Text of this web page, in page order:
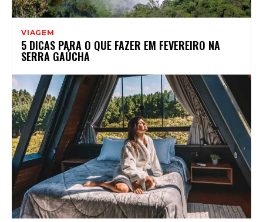
VIAGEM
5 DICAS PARA O QUE FAZER EM FEVEREIRO NA
SERRA GAÚCHA